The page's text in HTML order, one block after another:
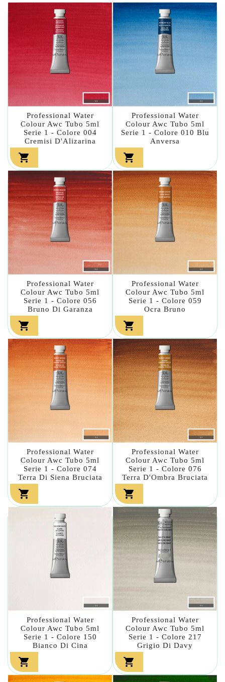
Professional Water
Colour Awc Tubo 5ml
Serie 1 - Colore 004
Cremisi D'Alizarina

Professional Water
Colour Awc Tubo 5ml
Serie 1 - Colore 010 Blu
Anversa

Professional Water
Colour Awc Tubo 5ml
Serie 1 - Colore 056
Bruno Di Garanza

Professional Water
Colour Awc Tubo 5ml
Serie 1 - Colore 059
Ocra Bruno

Professional Water
Colour Awc Tubo 5ml
Serie 1 - Colore 074
Terra Di Siena Bruciata

Professional Water
Colour Awc Tubo 5ml
Serie 1 - Colore 076
Terra D'Ombra Bruciata

Professional Water
Colour Awc Tubo 5ml
Serie 1 - Colore 150
Bianco Di Cina

Professional Water
Colour Awc Tubo 5ml
Serie 1 - Colore 217
Grigio Di Davy
